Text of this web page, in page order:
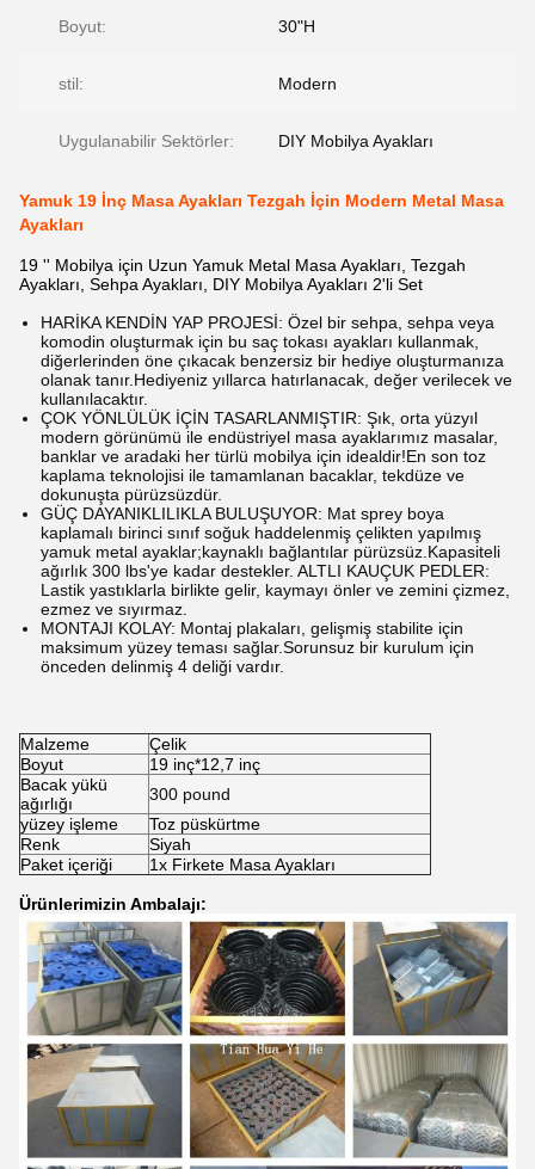
Boyut: 30"H
stil: Modern
Uygulanabilir Sektörler: DIY Mobilya Ayakları
Yamuk 19 İnç Masa Ayakları Tezgah İçin Modern Metal Masa
Ayakları
19 '' Mobilya için Uzun Yamuk Metal Masa Ayakları, Tezgah
Ayakları, Sehpa Ayakları, DIY Mobilya Ayakları 2'li Set
HARİKA KENDİN YAP PROJESİ: Özel bir sehpa, sehpa veya
komodin oluşturmak için bu saç tokası ayakları kullanmak,
diğerlerinden öne çıkacak benzersiz bir hediye oluşturmanıza
olanak tanır.Hediyeniz yıllarca hatırlanacak, değer verilecek ve
kullanılacaktır.
ÇOK YÖNLÜLÜK İÇİN TASARLANMIŞTIR: Şık, orta yüzyıl
modern görünümü ile endüstriyel masa ayaklarımız masalar,
banklar ve aradaki her türlü mobilya için idealdir!En son toz
kaplama teknolojisi ile tamamlanan bacaklar, tekdüze ve
dokunuşta pürüzsüzdür.
GÜÇ DAYANIKLILIKLA BULUŞUYOR: Mat sprey boya
kaplamalı birinci sınıf soğuk haddelenmiş çelikten yapılmış
yamuk metal ayaklar;kaynaklı bağlantılar pürüzsüz.Kapasiteli
ağırlık 300 lbs'ye kadar destekler. ALTLI KAUÇUK PEDLER:
Lastik yastıklarla birlikte gelir, kaymayı önler ve zemini çizmez,
ezmez ve sıyırmaz.
MONTAJI KOLAY: Montaj plakaları, gelişmiş stabilite için
maksimum yüzey teması sağlar.Sorunsuz bir kurulum için
önceden delinmiş 4 deliği vardır.
Malzeme
Çelik
Boyut
19 inç*12,7 inç
Bacak yükü
ağırlığı
300 pound
yüzey işleme
Toz püskürtme
Renk
Siyah
Paket içeriği
1x Firkete Masa Ayakları
Ürünlerimizin Ambalajı: